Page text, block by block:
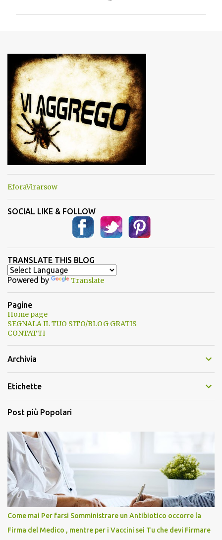
n
t
i
EforaVirarsow
SOCIAL LIKE & FOLLOW
TRANSLATE THIS BLOG
Powered by Translate
Pagine
Home page
SEGNALA IL TUO SITO/BLOG GRATIS
CONTATTI
Archivia
Etichette
Post più Popolari
Come mai Per farsi Somministrare un Antibiotico occorre la
Firma del Medico , mentre per i Vaccini sei Tu che devi Firmare